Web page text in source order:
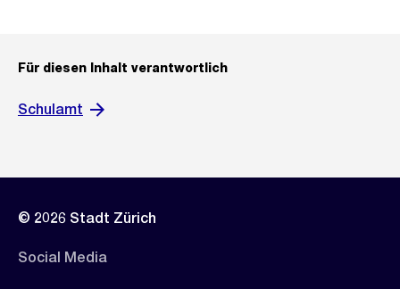
Für diesen Inhalt verantwortlich
Schulamt
© 2026 Stadt Zürich
Social Media